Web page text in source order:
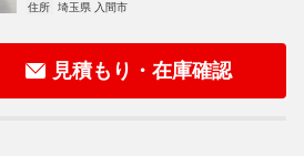
住所
埼玉県 入間市
見積もり・在庫確認